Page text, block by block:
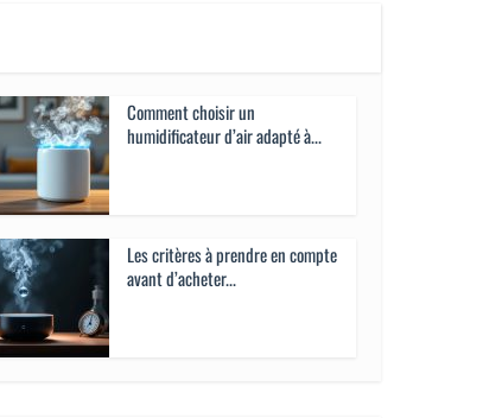
Comment choisir un
humidificateur d’air adapté à...
Les critères à prendre en compte
avant d’acheter...